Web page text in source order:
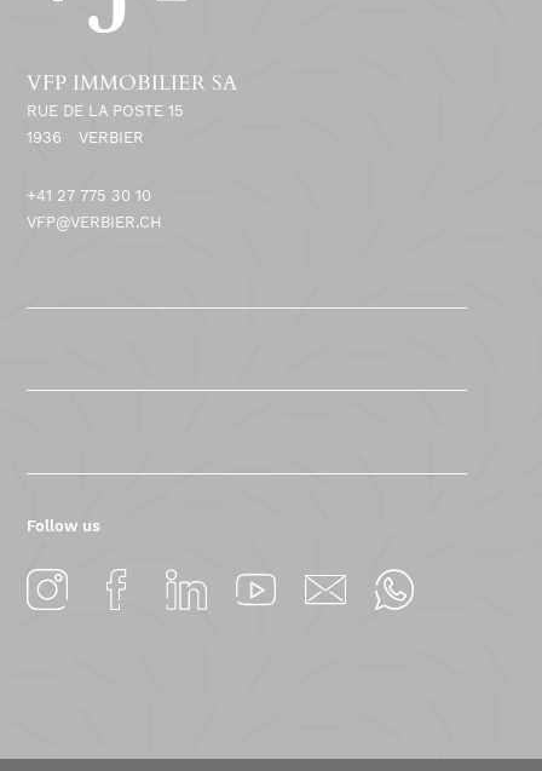
VFP IMMOBILIER SA
RUE DE LA POSTE 15
1936
VERBIER
+41 27 775 30 10
VFP@VERBIER.CH
Follow us